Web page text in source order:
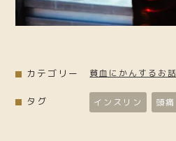
カテゴリー 貧血にかんするお話
タグ インスリン 頭痛